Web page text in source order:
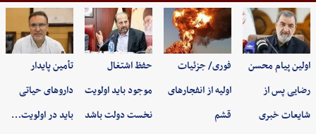
اولین پیام محسن
رضایی پس از
شایعات خبری
فوری/ جزئیات
اولیه از انفجارهای
قشم
حفظ اشتغال
موجود باید اولویت
نخست دولت باشد
تأمین پایدار
داروهای حیاتی
باید در اولویت…